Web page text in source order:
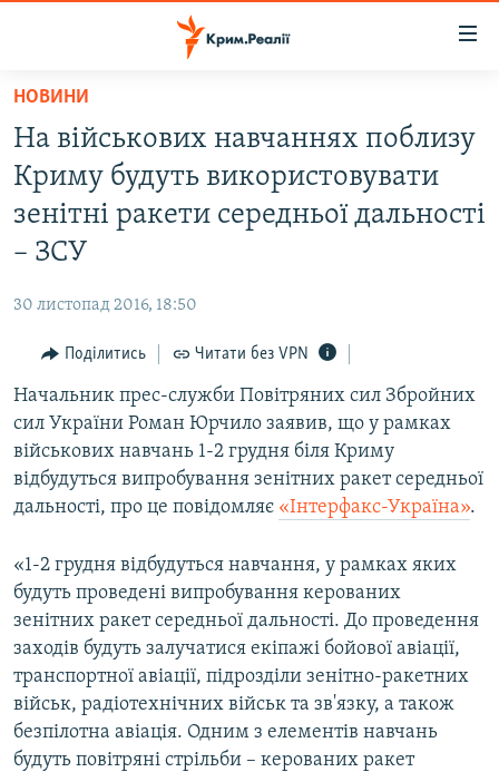
Перейти
основного
матеріалу
Перейти
до
основної
Перейти
пошуку
ВОДА.КРИМ
ВІДЕО ТА ФОТО
ПОЛІТИКА
ІНТЕРВ'Ю
ВСЕ ЗА ДЕНЬ
СПЕЦПРОЕКТИ
ДЕПОРТАЦІЯ
ВІДЕОУРОКИ «ELIFBE»
СВІДЧЕННЯ ОКУПАЦІЇ
УКРАЇНСЬКА ПРОБЛЕМА КРИМУ
ІНФОГРАФІКА
ЯК ОБІЙТИ БЛОКУВАННЯ
Qırımtatar
ДОЛУЧАЙСЯ!
Усі сайти RFE/RL
НОВИНИ
На військових навчаннях поблизу
Криму будуть використовувати
зенітні ракети середньої дальності
– ЗСУ
30 листопад 2016, 18:50
Поділитись Читати без VPN
Начальник прес-служби Повітряних сил Збройних
сил України Роман Юрчило заявив, що у рамках
військових навчань 1-2 грудня біля Криму
відбудуться випробування зенітних ракет середньої
дальності, про це повідомляє «Інтерфакс-Україна».
«1-2 грудня відбудуться навчання, у рамках яких
будуть проведені випробування керованих
зенітних ракет середньої дальності. До проведення
заходів будуть залучатися екіпажі бойової авіації,
транспортної авіації, підрозділи зенітно-ракетних
військ, радіотехнічних військ та зв'язку, а також
безпілотна авіація. Одним з елементів навчань
будуть повітряні стрільби – керованих ракет